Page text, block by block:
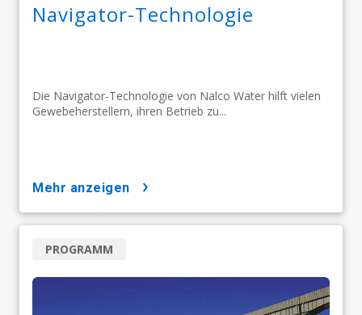
Navigator-Technologie
Die Navigator-Technologie von Nalco Water hilft vielen
Gewebeherstellern, ihren Betrieb zu...
mehr anzeigen
PROGRAMM